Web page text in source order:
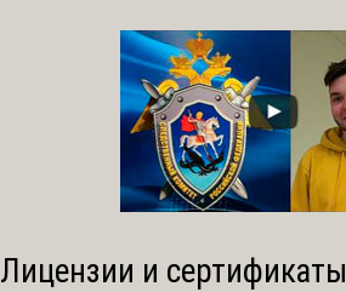
Лицензии и сертификаты